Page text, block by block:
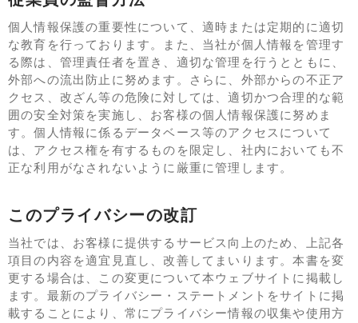
個人情報保護の重要性について、適時または定期的に適切
な教育を行っております。また、当社が個人情報を管理す
る際は、管理責任者を置き、適切な管理を行うとともに、
外部への流出防止に努めます。さらに、外部からの不正ア
クセス、改ざん等の危険に対しては、適切かつ合理的な範
囲の安全対策を実施し、お客様の個人情報保護に努めま
す。個人情報に係るデータベース等のアクセスについて
は、アクセス権を有するものを限定し、社内においても不
正な利用がなされないように厳重に管理します。
このプライバシーの改訂
当社では、お客様に提供するサービス向上のため、上記各
項目の内容を適宜見直し、改善してまいります。本書を変
更する場合は、この変更について本ウェブサイトに掲載し
ます。最新のプライバシー・ステートメントをサイトに掲
載することにより、常にプライバシー情報の収集や使用方